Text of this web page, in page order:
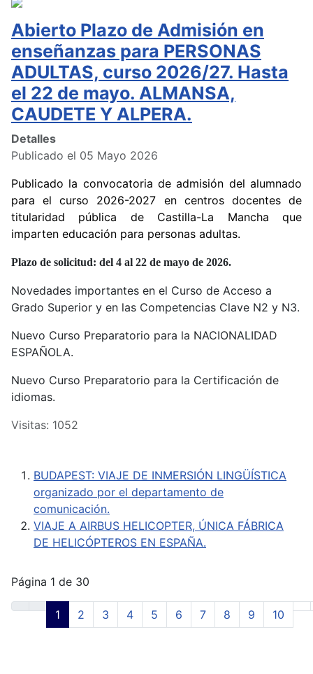
Abierto Plazo de Admisión en
enseñanzas para PERSONAS
ADULTAS, curso 2026/27. Hasta
el 22 de mayo. ALMANSA,
CAUDETE Y ALPERA.
Detalles
Publicado el 05 Mayo 2026
Publicado la convocatoria de admisión del alumnado
para el curso 2026-2027 en centros docentes de
titularidad pública de Castilla-La Mancha que
imparten educación para personas adultas.
Plazo de solicitud: del 4 al 22 de mayo de 2026.
Novedades importantes en el Curso de Acceso a
Grado Superior y en las Competencias Clave N2 y N3.
Nuevo Curso Preparatorio para la NACIONALIDAD
ESPAÑOLA.
Nuevo Curso Preparatorio para la Certificación de
idiomas.
Visitas: 1052
BUDAPEST: VIAJE DE INMERSIÓN LINGÜÍSTICA
organizado por el departamento de
comunicación.
VIAJE A AIRBUS HELICOPTER, ÚNICA FÁBRICA
DE HELICÓPTEROS EN ESPAÑA.
Página 1 de 30
1 2 3 4 5 6 7 8 9 10